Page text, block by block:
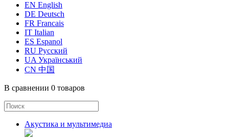
EN English
DE Deutsch
FR Francais
IT Italian
ES Espanol
RU Русский
UA Український
CN 中国
В сравнении 0 товаров
Акустика и мультимедиа